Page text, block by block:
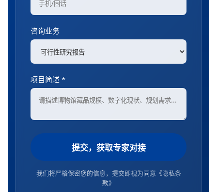
咨询业务
项目简述 *
提交，获取专家对接
我们将严格保密您的信息，提交即视为同意 《隐私条
款》